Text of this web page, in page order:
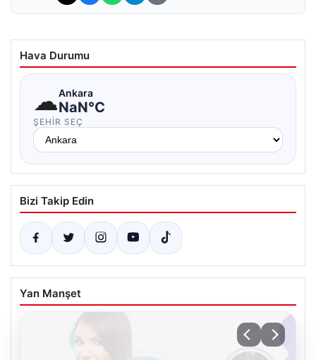
Hava Durumu
☁Ankara
NaN°C
ŞEHIR SEÇ
Bizi Takip Edin
Yan Manşet